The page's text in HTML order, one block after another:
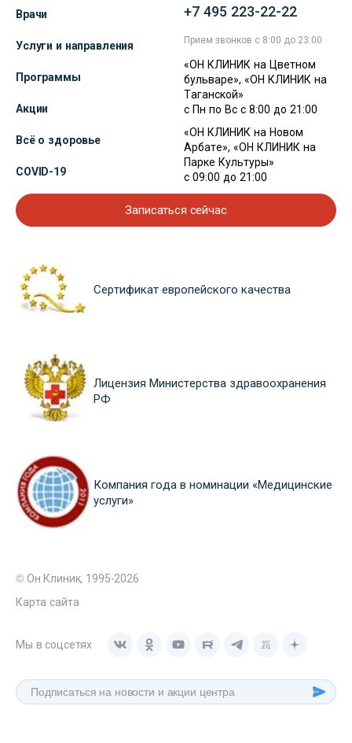
Врачи
Услуги и направления
Программы
Акции
Всё о здоровье
COVID-19
+7 495 223-22-22
Прием звонков с 8:00 до 23:00
«ОН КЛИНИК на Цветном
бульваре», «ОН КЛИНИК на
Таганской»
с Пн по Вс с 8:00 до 21:00
«ОН КЛИНИК на Новом
Арбате», «ОН КЛИНИК на
Парке Культуры»
с 09:00 до 21:00
Записаться сейчас
Сертификат европейского качества
Лицензия Министерства здравоохранения
РФ
Компания года в номинации «Медицинские
услуги»
© Он Клиник, 1995-2026
Карта сайта
Мы в соцсетях